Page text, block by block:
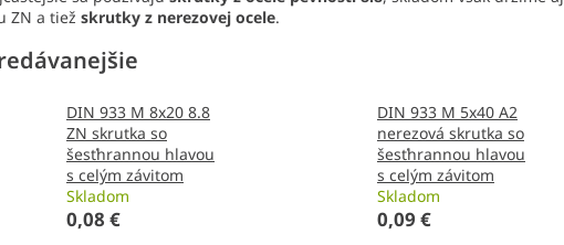
ZN a tiež skrutky z nerezovej ocele.
DIN 933 M 8x20 8.8
ZN skrutka so
šesťhrannou hlavou
s celým závitom
Skladom
0,08 €
DIN 933 M 5x40 A2
nerezová skrutka so
šesťhrannou hlavou
s celým závitom
Skladom
0,09 €